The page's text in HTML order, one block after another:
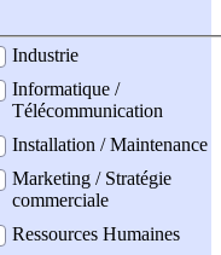
Industrie
Informatique /
Télécommunication
Installation / Maintenance
Marketing / Stratégie
commerciale
Ressources Humaines